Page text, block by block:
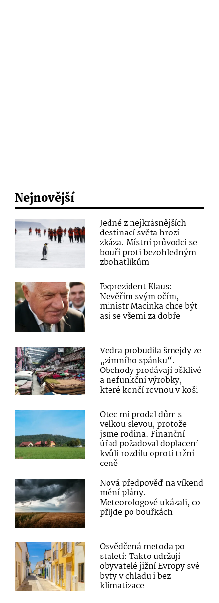
Nejnovější
Jedné z nejkrásnějších
destinací světa hrozí
zkáza. Místní průvodci se
bouří proti bezohledným
zbohatlíkům
Exprezident Klaus:
Nevěřím svým očím,
ministr Macinka chce být
asi se všemi za dobře
Vedra probudila šmejdy ze
„zimního spánku“.
Obchody prodávají ošklivé
a nefunkční výrobky,
které končí rovnou v koši
Otec mi prodal dům s
velkou slevou, protože
jsme rodina. Finanční
úřad požadoval doplacení
kvůli rozdílu oproti tržní
ceně
Nová předpověď na víkend
mění plány.
Meteorologové ukázali, co
přijde po bouřkách
Osvědčená metoda po
staletí: Takto udržují
obyvatelé jižní Evropy své
byty v chladu i bez
klimatizace